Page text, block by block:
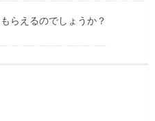
らえるのでしょうか？